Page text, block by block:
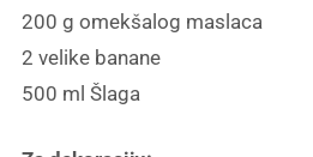
200 g omekšalog maslaca
2 velike banane
500 ml Šlaga